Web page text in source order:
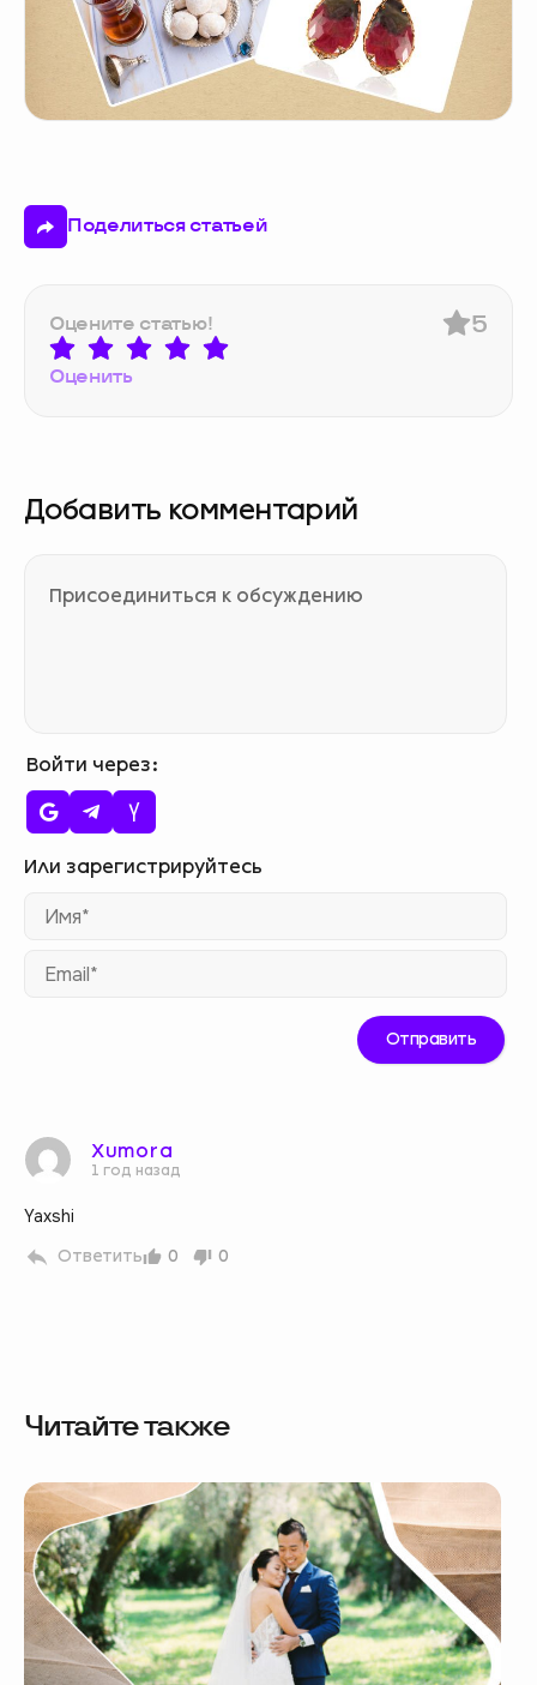
Поделиться статьей
Оцените статью!
Оценить
5
Добавить комментарий
Войти через
Xumora
1 год назад
Yaxshi
0 0
Ответить
Читайте также